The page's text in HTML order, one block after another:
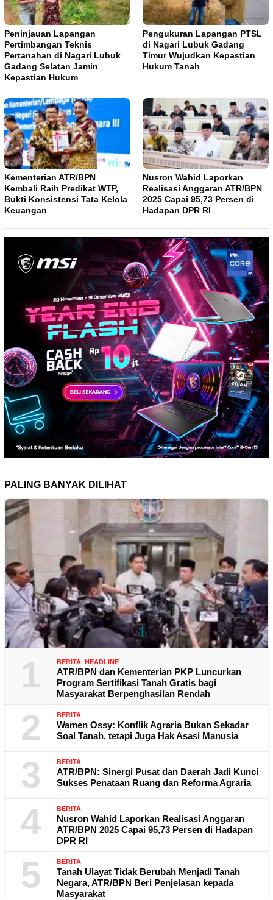
Peninjauan Lapangan
Pertimbangan Teknis
Pertanahan di Nagari Lubuk
Gadang Selatan Jamin
Kepastian Hukum
Pengukuran Lapangan PTSL
di Nagari Lubuk Gadang
Timur Wujudkan Kepastian
Hukum Tanah
Kementerian ATR/BPN
Kembali Raih Predikat WTP,
Bukti Konsistensi Tata Kelola
Keuangan
Nusron Wahid Laporkan
Realisasi Anggaran ATR/BPN
2025 Capai 95,73 Persen di
Hadapan DPR RI
PALING BANYAK DILIHAT
1 BERITA, HEADLINE
ATR/BPN dan Kementerian PKP Luncurkan
Program Sertifikasi Tanah Gratis bagi
Masyarakat Berpenghasilan Rendah
2 BERITA
Wamen Ossy: Konflik Agraria Bukan Sekadar
Soal Tanah, tetapi Juga Hak Asasi Manusia
3 BERITA
ATR/BPN: Sinergi Pusat dan Daerah Jadi Kunci
Sukses Penataan Ruang dan Reforma Agraria
4 BERITA
Nusron Wahid Laporkan Realisasi Anggaran
ATR/BPN 2025 Capai 95,73 Persen di Hadapan
DPR RI
5 BERITA
Tanah Ulayat Tidak Berubah Menjadi Tanah
Negara, ATR/BPN Beri Penjelasan kepada
Masyarakat